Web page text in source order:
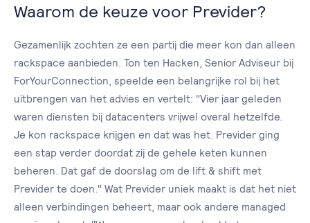
Waarom de keuze voor Previder?
Gezamenlijk zochten ze een partij die meer kon dan alleen
rackspace aanbieden. Ton ten Hacken, Senior Adviseur bij
ForYourConnection, speelde een belangrijke rol bij het
uitbrengen van het advies en vertelt: "Vier jaar geleden
waren diensten bij datacenters vrijwel overal hetzelfde.
Je kon rackspace krijgen en dat was het. Previder ging
een stap verder doordat zij de gehele keten kunnen
beheren. Dat gaf de doorslag om de lift & shift met
Previder te doen." Wat Previder uniek maakt is dat het niet
alleen verbindingen beheert, maar ook andere managed